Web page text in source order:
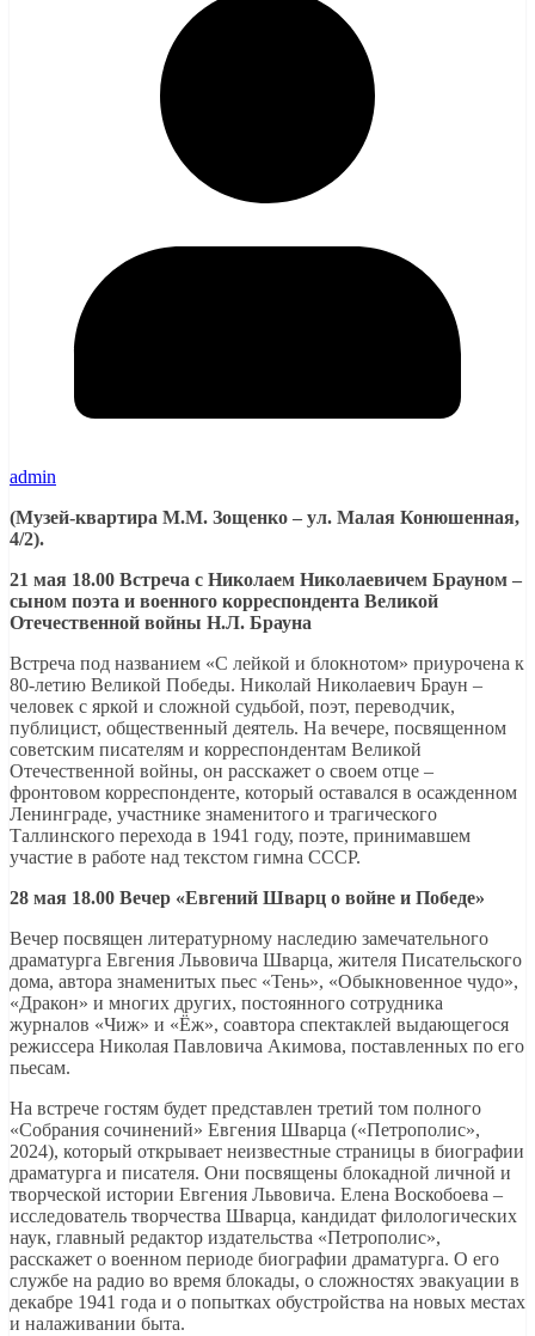
admin
(Музей-квартира М.М. Зощенко – ул. Малая Конюшенная,
4/2).
21 мая 18.00 Встреча с Николаем Николаевичем Брауном –
сыном поэта и военного корреспондента Великой
Отечественной войны Н.Л. Брауна
Встреча под названием «С лейкой и блокнотом» приурочена к
80-летию Великой Победы. Николай Николаевич Браун –
человек с яркой и сложной судьбой, поэт, переводчик,
публицист, общественный деятель. На вечере, посвященном
советским писателям и корреспондентам Великой
Отечественной войны, он расскажет о своем отце –
фронтовом корреспонденте, который оставался в осажденном
Ленинграде, участнике знаменитого и трагического
Таллинского перехода в 1941 году, поэте, принимавшем
участие в работе над текстом гимна СССР.
28 мая 18.00 Вечер «Евгений Шварц о войне и Победе»
Вечер посвящен литературному наследию замечательного
драматурга Евгения Львовича Шварца, жителя Писательского
дома, автора знаменитых пьес «Тень», «Обыкновенное чудо»,
«Дракон» и многих других, постоянного сотрудника
журналов «Чиж» и «Ёж», соавтора спектаклей выдающегося
режиссера Николая Павловича Акимова, поставленных по его
пьесам.
На встрече гостям будет представлен третий том полного
«Собрания сочинений» Евгения Шварца («Петрополис»,
2024), который открывает неизвестные страницы в биографии
драматурга и писателя. Они посвящены блокадной личной и
творческой истории Евгения Львовича. Елена Воскобоева –
исследователь творчества Шварца, кандидат филологических
наук, главный редактор издательства «Петрополис»,
расскажет о военном периоде биографии драматурга. О его
службе на радио во время блокады, о сложностях эвакуации в
декабре 1941 года и о попытках обустройства на новых местах
и налаживании быта.